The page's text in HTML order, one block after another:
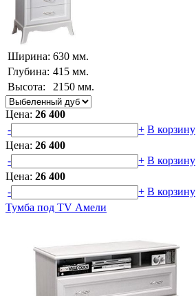
Ширина: 630 мм.
Глубина: 415 мм.
Высота:
2150 мм.
Цена: 26 400
-
+ В корзину
Цена: 26 400
-
+ В корзину
Цена: 26 400
-
+ В корзину
Тумба под TV Амели